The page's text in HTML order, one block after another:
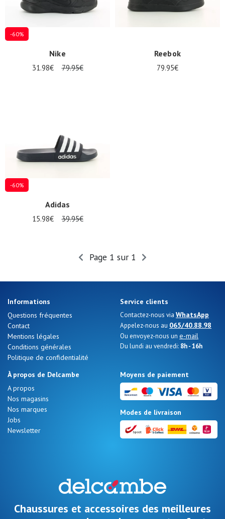
-60%
Nike
31.98€ 79.95€
Reebok
79.95€
-60%
Adidas
15.98€ 39.95€
Page 1 sur 1
Informations
Questions fréquentes
Contact
Mentions légales
Conditions générales
Politique de confidentialité
Service clients
Contactez-nous via WhatsApp
Appelez-nous au 065/40.88.98
Ou envoyez-nous un e-mail
Du lundi au vendredi: 8h - 16h
À propos de Delcambe
A propos
Nos magasins
Nos marques
Jobs
Newsletter
Moyens de paiement
Modes de livraison
Chaussures et accessoires des meilleures